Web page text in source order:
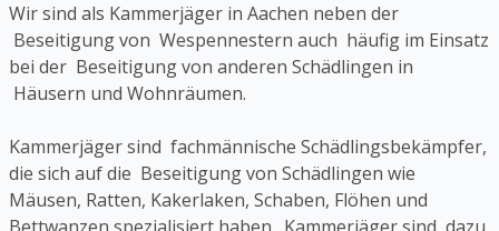
Wir sind als Kammerjäger in Aachen neben der
Beseitigung von Wespennestern auch häufig im Einsatz
bei der Beseitigung von anderen Schädlingen in
Häusern und Wohnräumen.
Kammerjäger sind fachmännische Schädlingsbekämpfer,
die sich auf die Beseitigung von Schädlingen wie
Mäusen, Ratten, Kakerlaken, Schaben, Flöhen und